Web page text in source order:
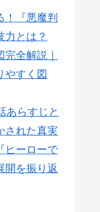
！『悪魔判
力とは？
完全解説｜
やすく図
あらすじと
された真実
ヒーローで
開を振り返